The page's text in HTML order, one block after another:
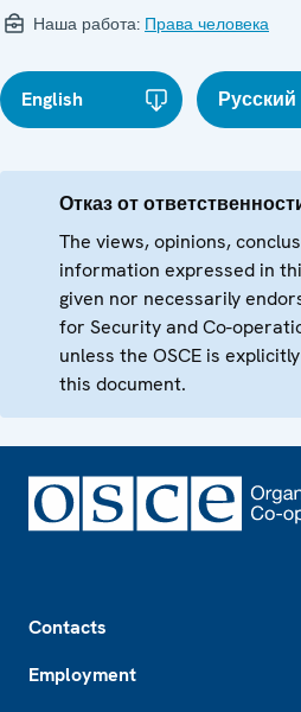
Наша работа: Права человека
English Русский
Отказ от
The views, opinions,
information expressed in
given nor necessarily
for Security and Co-
unless the OSCE is
this document.
Contacts
Employment